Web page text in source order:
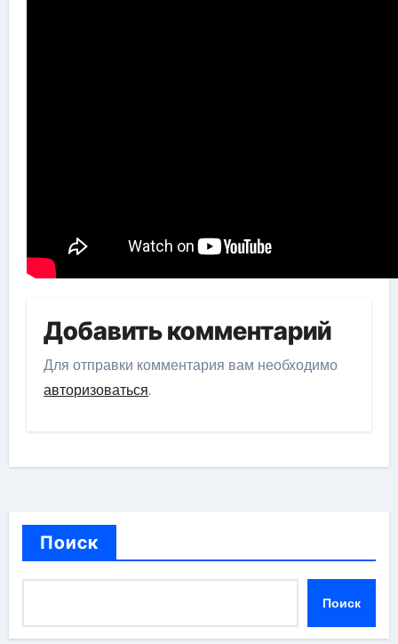
Добавить комментарий
Для отправки комментария вам необходимо
авторизоваться.
Поиск
Поиск